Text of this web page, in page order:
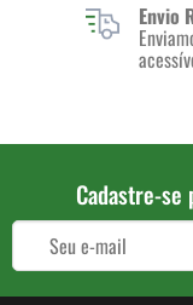
Envio
Cadastre-se